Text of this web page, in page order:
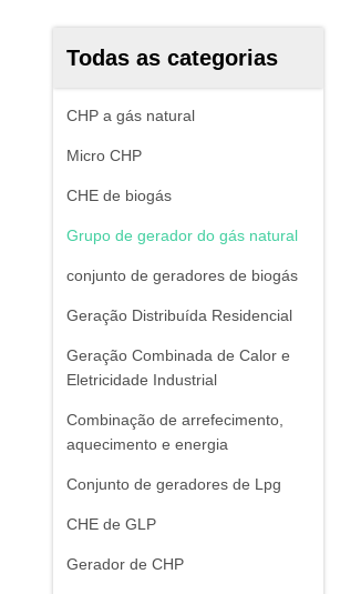
Todas as categorias
CHP a gás natural
Micro CHP
CHE de biogás
Grupo de gerador do gás natural
conjunto de geradores de biogás
Geração Distribuída Residencial
Geração Combinada de Calor e
Eletricidade Industrial
Combinação de arrefecimento,
aquecimento e energia
Conjunto de geradores de Lpg
CHE de GLP
Gerador de CHP